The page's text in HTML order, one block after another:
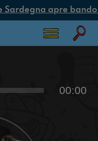
apre bando
00:00